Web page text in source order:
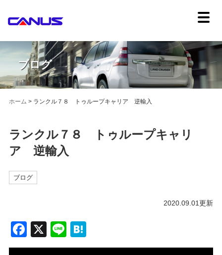
ブログ
ホーム > ランクル７８ トゥループキャリア 逆輸入
ランクル７８ トゥループキャリ
ア 逆輸入
ブログ
2020.09.01更新
F
a
X
Li
n
at